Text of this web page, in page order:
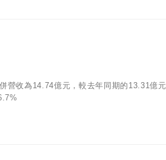
營收為14.74億元，較去年同期的13.31億